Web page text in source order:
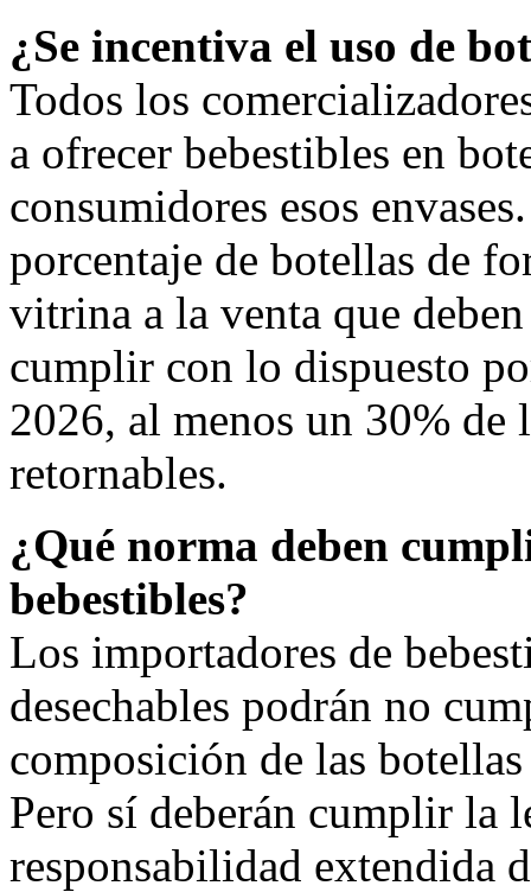
¿Se incentiva el uso de
Todos los
a ofrecer bebestibles en
consumidores esos
porcentaje de botellas de
vitrina a la venta que
cumplir con lo dispuesto
2026, al menos un 30% de
retornables.
¿Qué norma deben
bebestibles?
Los importadores de
desechables podrán no
composición de las
Pero sí deberán cumplir la
responsabilidad extendida